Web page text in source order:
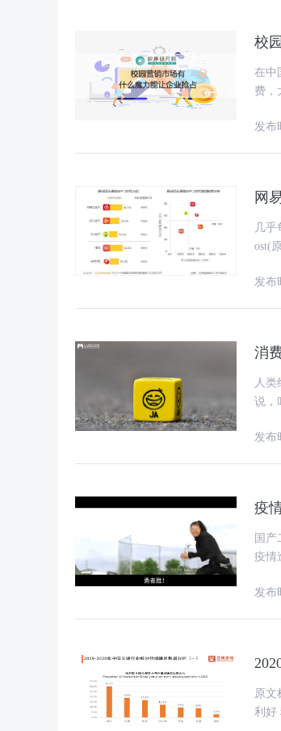
校
在中
费，
发布
网
几
ost(
发布
消
人
说，
发布
疫
国产
疫情
发布
原文
利好 移动互联网络飞速发展的今天，中国文化娱乐产业内涵也在发生变化，新业态、新